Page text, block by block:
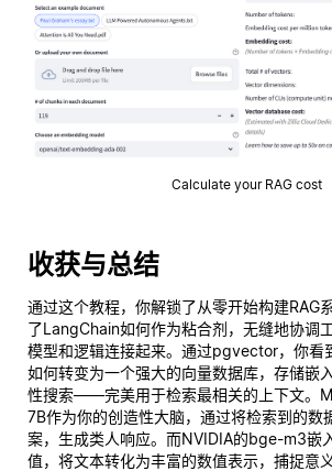
Calculate your RAG cost
收获与总结
通过这个教程，你解锁了从零开始构建RAG
了LangChain如何作为粘合剂，无缝地协调
模型和逻辑连接起来。通过pgvector，你看
如何转变为一个强大的向量数据库，存储嵌
性搜索——完美用于检索最相关的上下文。
7B作为你的创造性大脑，通过将检索到的数
案，生成类人响应。而NVIDIA的bge-m3嵌
值，将文本转化为丰富的数值表示，捕捉意